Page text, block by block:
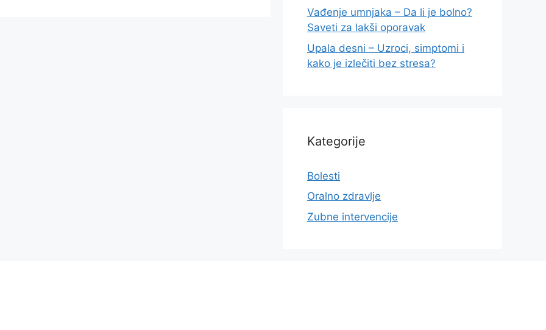
Vađenje umnjaka – Da li je bolno?
Saveti za lakši oporavak
Upala desni – Uzroci, simptomi i
kako je izlečiti bez stresa?
Kategorije
Bolesti
Oralno zdravlje
Zubne intervencije